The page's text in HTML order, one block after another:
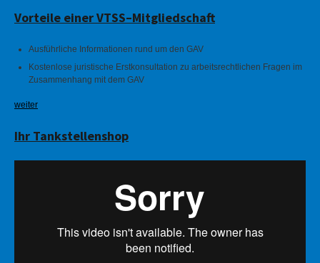
Vorteile einer VTSS–Mitgliedschaft
Ausführliche Informationen rund um den GAV
Kostenlose juristische Erstkonsultation zu arbeitsrechtlichen Fragen im
Zusammenhang mit dem GAV
weiter
Ihr Tankstellenshop